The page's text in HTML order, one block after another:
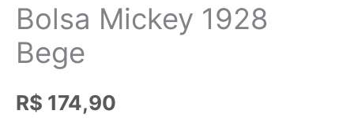
Bolsa Mickey 1928
Bege
R$ 174,90